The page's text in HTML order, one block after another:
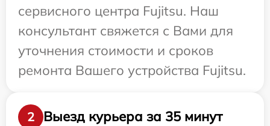
сервисного центра Fujitsu. Наш
консультант свяжется с Вами для
уточнения стоимости и сроков
ремонта Вашего устройства Fujitsu.
2
Выезд курьера за 35 минут